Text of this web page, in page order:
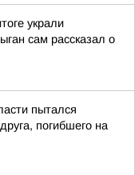
украли
сам рассказал о
пытался
погибшего на